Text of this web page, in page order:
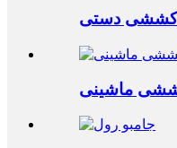
کششی دستی
ماشینی